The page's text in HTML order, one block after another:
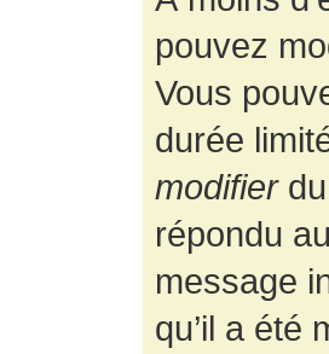
pouvez
Vous
durée
modifierdu
répondu
message
qu’il a été